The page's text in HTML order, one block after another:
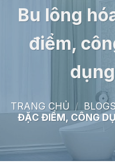
Bu lông
điểm,
TRANG CHỦ /
ĐẶC ĐIỂM, CÔNG